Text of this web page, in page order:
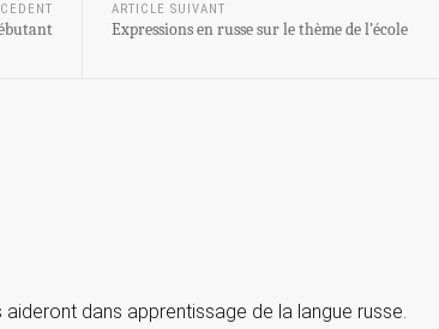
ARTICLE SUIVANT
Expressions en russe sur le thème de l’école
dans apprentissage de la langue russe.